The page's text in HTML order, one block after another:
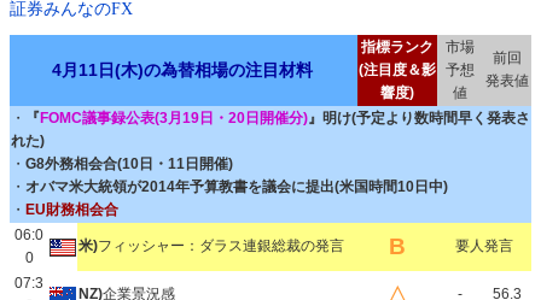
証券みんなのFX
4月11日(木)の為替相場の注目材料
指標ランク
(注目度＆影
響度)
市場
予想
値
前回
発表値
・ 『 FOMC議事録公表(3月19日・20日開催分)』明け(予定より数時間早く発表さ
れた)
・ G8外務相会合(10日・11日開催)
・ オバマ米大統領が2014年予算教書を議会に提出(米国時間10日中)
・ EU財務相会合
06:0
0
米)フィッシャー：ダラス連銀総裁の発言 B 要人発言
07:3
NZ)企業景況感 △ - 56.3